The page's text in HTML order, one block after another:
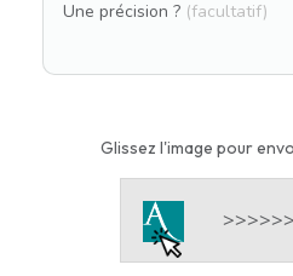
Une précision ? (facultatif)
Glissez l'image pour